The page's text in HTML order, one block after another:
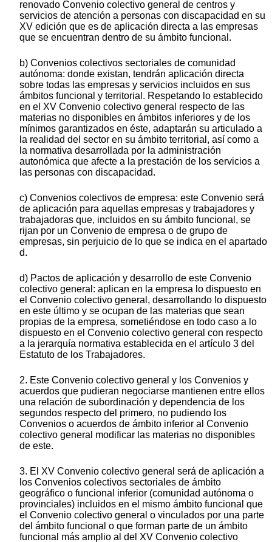
renovado Convenio colectivo general de centros y
servicios de atención a personas con discapacidad en su
XV edición que es de aplicación directa a las empresas
que se encuentran dentro de su ámbito funcional.
b) Convenios colectivos sectoriales de comunidad
autónoma: donde existan, tendrán aplicación directa
sobre todas las empresas y servicios incluidos en sus
ámbitos funcional y territorial. Respetando lo establecido
en el XV Convenio colectivo general respecto de las
materias no disponibles en ámbitos inferiores y de los
mínimos garantizados en éste, adaptarán su articulado a
la realidad del sector en su ámbito territorial, así como a
la normativa desarrollada por la administración
autonómica que afecte a la prestación de los servicios a
las personas con discapacidad.
c) Convenios colectivos de empresa: este Convenio será
de aplicación para aquellas empresas y trabajadores y
trabajadoras que, incluidos en su ámbito funcional, se
rijan por un Convenio de empresa o de grupo de
empresas, sin perjuicio de lo que se indica en el apartado
d.
d) Pactos de aplicación y desarrollo de este Convenio
colectivo general: aplican en la empresa lo dispuesto en
el Convenio colectivo general, desarrollando lo dispuesto
en este último y se ocupan de las materias que sean
propias de la empresa, sometiéndose en todo caso a lo
dispuesto en el Convenio colectivo general con respecto
a la jerarquía normativa establecida en el artículo 3 del
Estatuto de los Trabajadores.
2. Este Convenio colectivo general y los Convenios y
acuerdos que pudieran negociarse mantienen entre ellos
una relación de subordinación y dependencia de los
segundos respecto del primero, no pudiendo los
Convenios o acuerdos de ámbito inferior al Convenio
colectivo general modificar las materias no disponibles
de este.
3. El XV Convenio colectivo general será de aplicación a
los Convenios colectivos sectoriales de ámbito
geográfico o funcional inferior (comunidad autónoma o
provinciales) incluidos en el mismo ámbito funcional que
el Convenio colectivo general o vinculados por una parte
del ámbito funcional o que forman parte de un ámbito
funcional más amplio al del XV Convenio colectivo